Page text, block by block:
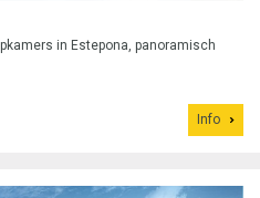
in Estepona, panoramisch
Info